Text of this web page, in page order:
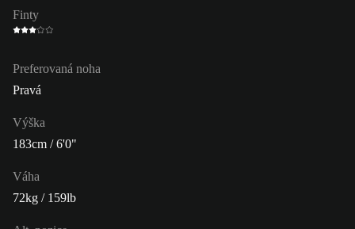
Finty
Preferovaná noha
Pravá
Výška
183cm / 6'0"
Váha
72kg / 159lb